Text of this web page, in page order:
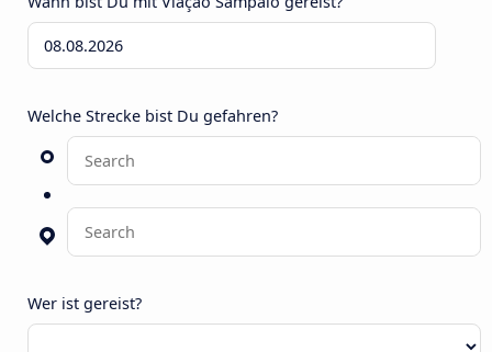
Welche Strecke bist Du gefahren?
Wer ist gereist?